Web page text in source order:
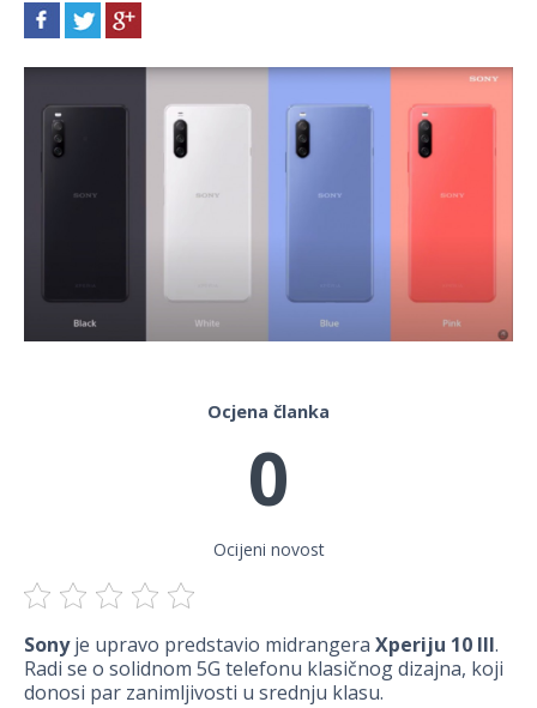
Ocjena članka
0
Ocijeni novost
Sonyje upravo predstavio midrangera Xperiju 10 III.
Radi se o solidnom 5G telefonu klasičnog dizajna, koji
donosi par zanimljivosti u srednju klasu.